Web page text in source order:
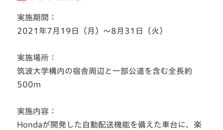
実施期間：
2021年7月19日（月）～8月31日（火）
実施場所：
筑波大学構内の宿舎周辺と一部公道を含む全長約
500m
実施内容：
Hondaが開発した自動配送機能を備えた車台に、楽